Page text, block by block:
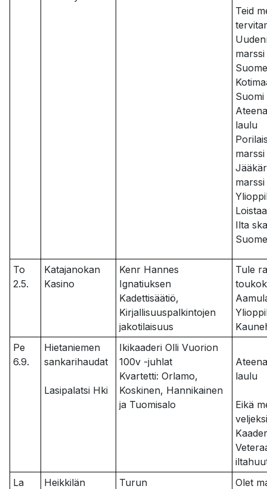
Teid
marssi
Suomi
laulu
marssi
marssi
Ilta
To
2.5.
Katajanokan
Kasino
Kenr Hannes
Ignatiuksen
Kadettisäätiö,
Kirjallisuuspalkintojen
jakotilaisuus
Tule
Pe
6.9.
Hietaniemen
sankarihaudat
Lasipalatsi Hki
Ikikaaderi Olli Vuorion
100v -juhlat
Kvartetti: Orlamo,
Koskinen, Hannikainen
ja Tuomisalo
laulu
Eikä
La
Heikkilän
Turun
Olet